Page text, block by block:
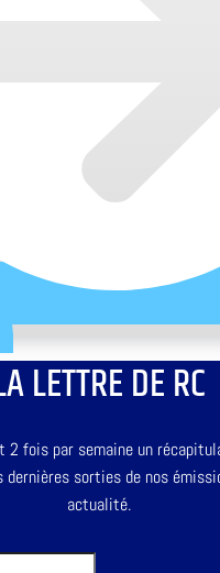
LETTRE DE RC
2 fois par semaine un
dernières sorties de nos
actualité.